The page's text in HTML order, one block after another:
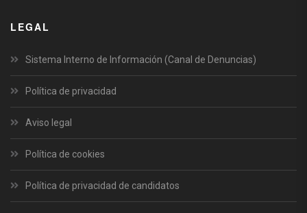
LEGAL
Sistema Interno de Información (Canal de Denuncias)
Política de privacidad
Aviso legal
Política de cookies
Política de privacidad de candidatos